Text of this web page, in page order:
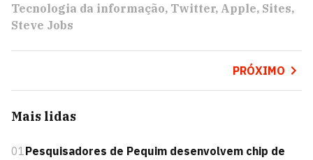
Tecnologia da informação Twitter Apple Sites
Steve Jobs
PRÓXIMO
Mais lidas
01Pesquisadores de Pequim desenvolvem chip de